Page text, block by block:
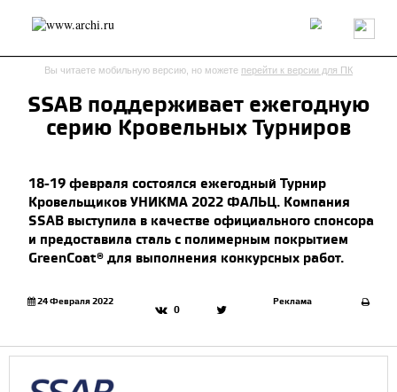
Россия Мир Технологии Интерьер Пресса
Архитекторы
send.project Анонсы конкурсов
Блог
Обзор
Объект
Результаты конкурса
Репортаж
Рецензия Архитектура
Выставка
Дизайн
Иностранцы в России
Интерьер
Книги
Наследие Образование
Урбанистика
Вы читаете мобильную версию, но можете перейти к версии для ПК
SSAB поддерживает ежегодную
серию Кровельных Турниров
18-19 февраля состоялся ежегодный Турнир
Кровельщиков УНИКМА 2022 ФАЛЬЦ. Компания
SSAB выступила в качестве официального спонсора
и предоставила сталь с полимерным покрытием
GreenCoat® для выполнения конкурсных работ.
24 Февраля 2022
0
Реклама